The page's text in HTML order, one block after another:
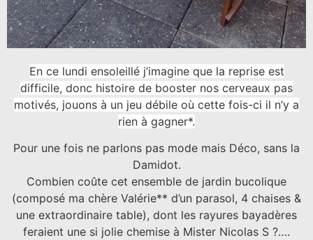
En ce lundi ensoleillé j’imagine que la reprise est
difficile, donc histoire de booster nos cerveaux pas
motivés, jouons à un jeu débile où cette fois-ci il n’y a
rien à gagner*.
Pour une fois ne parlons pas mode mais Déco, sans la
Damidot.
Combien coûte cet ensemble de jardin bucolique
(composé ma chère Valérie** d’un parasol, 4 chaises &
une extraordinaire table), dont les rayures bayadères
feraient une si jolie chemise à Mister Nicolas S ?….